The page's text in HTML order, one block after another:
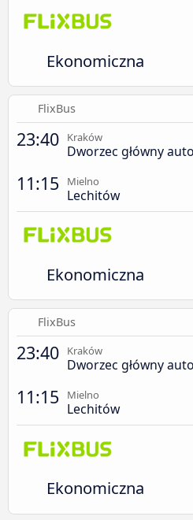
Ekonomiczna
FlixBus
23:40 Kraków
Dworzec główny
11:15 Mielno
Lechitów
Ekonomiczna
FlixBus
23:40 Kraków
Dworzec główny
11:15 Mielno
Lechitów
Ekonomiczna